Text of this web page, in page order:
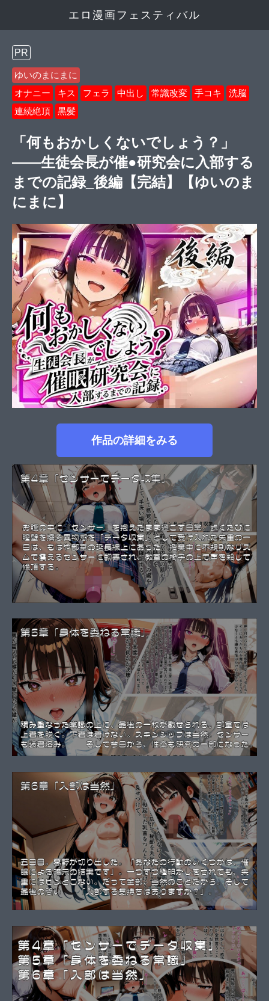
エロ漫画フェスティバル
PR
ゆいのまにまに
オナニー
キス フェラ 中出し 常識改変 手コキ
洗脳
連続絶頂
黒髪
「何もおかしくないでしょう？」
――生徒会長が催●研究会に入部する
までの記録_後編【完結】【ゆいのま
にまに】
作品の詳細をみる